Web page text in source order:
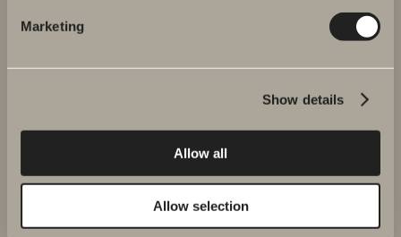
Marketing
Show details
Allow all
Allow selection